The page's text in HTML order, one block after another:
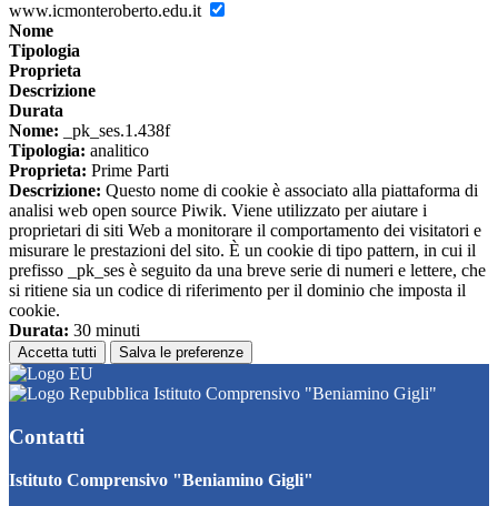
www.icmonteroberto.edu.it
Nome
Tipologia
Proprieta
Descrizione
Durata
Nome: _pk_ses.1.438f
Tipologia: analitico
Proprieta: Prime Parti
Descrizione: Questo nome di cookie è associato alla piattaforma di
analisi web open source Piwik. Viene utilizzato per aiutare i
proprietari di siti Web a monitorare il comportamento dei visitatori e
misurare le prestazioni del sito. È un cookie di tipo pattern, in cui il
prefisso _pk_ses è seguito da una breve serie di numeri e lettere, che
si ritiene sia un codice di riferimento per il dominio che imposta il
cookie.
Durata: 30 minuti
Accetta tutti Salva le preferenze
Istituto Comprensivo "Beniamino Gigli"
Contatti
Istituto Comprensivo "Beniamino Gigli"